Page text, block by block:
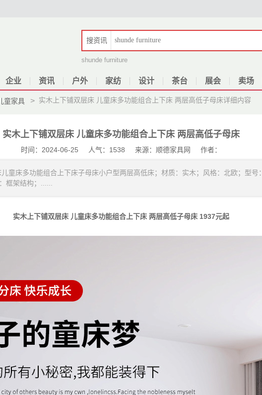
搜资讯
shunde furniture
企业 资讯 户外 家纺 设计 茶台 展会 卖场
童家具 > 实木上下铺双层床 儿童床多功能组合上下床 两层高低子母床详细内容
实木上下铺双层床 儿童床多功能组合上下床 两层高低子母床
时间：2024-06-25 人气：1538 来源：顺德家具网 作者：
童床多功能组合上下床子母床小户型两层高低床；材质：实木；风格：北欧；型号：
框架结构；......
实木上下铺双层床 儿童床多功能组合上下床 两层高低子母床 1937元起